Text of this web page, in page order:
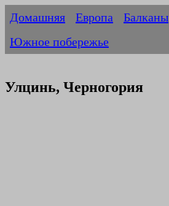
Домашняя Европа Балканы
Южное побережье
Улцинь, Черногория